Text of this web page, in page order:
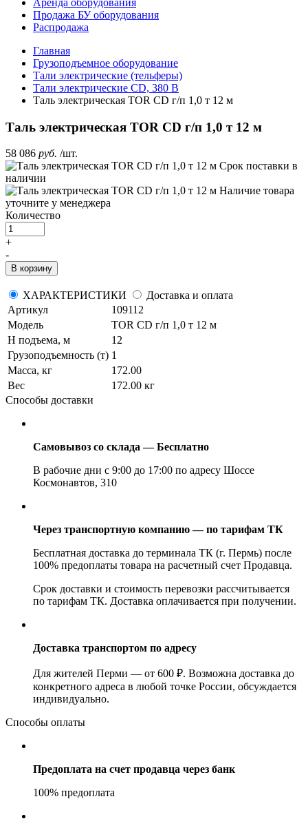
Аренда оборудования
Продажа БУ оборудования
Распродажа
Главная
Грузоподъемное оборудование
Тали электрические (тельферы)
Тали электрические CD, 380 В
Таль электрическая TOR CD г/п 1,0 т 12 м
Таль электрическая TOR CD г/п 1,0 т 12 м
58 086 руб. /шт.
Срок поставки в
наличии
Наличие товара
уточните у менеджера
Количество
+
-
В корзину
ХАРАКТЕРИСТИКИ
Доставка и оплата
Артикул
109112
Модель
TOR CD г/п 1,0 т 12 м
H подъема, м
12
Грузоподъемность (т) 1
Масса, кг
172.00
Вес
172.00 кг
Способы доставки
Самовывоз со склада — Бесплатно
В рабочие дни с 9:00 до 17:00 по адресу Шоссе
Космонавтов, 310
Через транспортную компанию — по тарифам ТК
Бесплатная доставка до терминала ТК (г. Пермь) после
100% предоплаты товара на расчетный счет Продавца.
Срок доставки и стоимость перевозки рассчитывается
по тарифам ТК. Доставка оплачивается при получении.
Доставка транспортом по адресу
Для жителей Перми — от 600 ₽. Возможна доставка до
конкретного адреса в любой точке России, обсуждается
индивидуально.
Способы оплаты
Предоплата на счет продавца через банк
100% предоплата